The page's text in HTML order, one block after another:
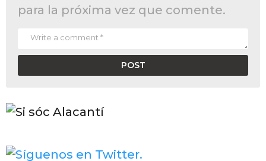
para la próxima vez que comente.